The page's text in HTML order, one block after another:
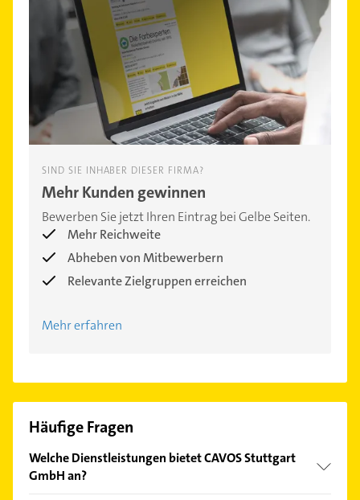
SIND SIE INHABER DIESER FIRMA?
Mehr Kunden gewinnen
Bewerben Sie jetzt Ihren Eintrag bei Gelbe Seiten.
Mehr Reichweite
Abheben von Mitbewerbern
Relevante Zielgruppen erreichen
Mehr erfahren
Häufige Fragen
Welche Dienstleistungen bietet CAVOS Stuttgart
GmbH an?